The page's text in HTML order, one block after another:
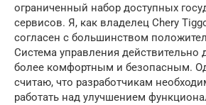
ограниченный набор доступных
сервисов. Я, как владелец Chery
согласен с большинством
Система управления действительно
более комфортным и безопасным.
считаю, что разработчикам
работать над улучшением